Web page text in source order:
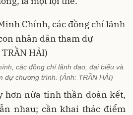
các đồng chí lãnh đạo, đại biểu và
dự chương trình. (Ảnh: TRẦN HẢI)
hơn nữa tinh thần đoàn kết,
nhau; cần khai thác điểm